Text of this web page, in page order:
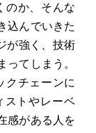
のか、そんな
込んでいきた
が強く、技術
てしまう。
クチェーンに
ストやレーベ
感がある人を